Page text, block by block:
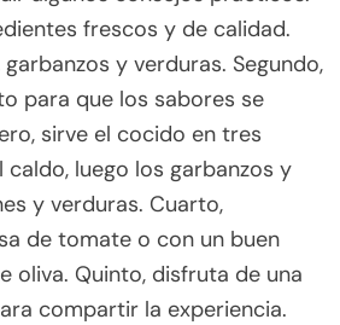
frescos y de calidad.
y verduras. Segundo,
para que los sabores se
sirve el cocido en tres
luego los garbanzos y
y verduras. Cuarto,
de tomate o con un buen
oliva. Quinto, disfruta de una
compartir la experiencia.